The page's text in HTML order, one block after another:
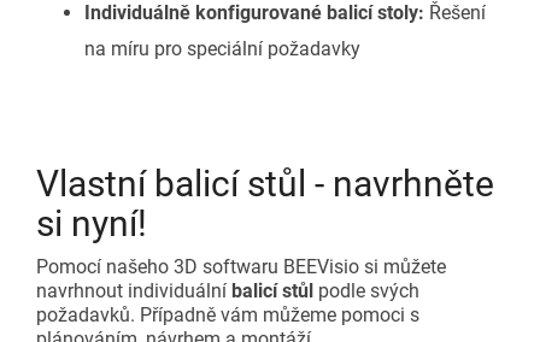
Individuálně konfigurované balicí stoly: Řešení
na míru pro speciální požadavky
Vlastní balicí stůl - navrhněte
si nyní!
Pomocí našeho 3D softwaru BEEVisio si můžete
navrhnout individuální balicí stůl podle svých
požadavků. Případně vám můžeme pomoci s